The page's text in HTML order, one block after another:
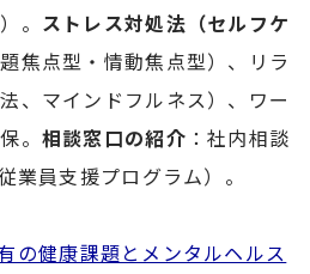
。 ストレス対処法（セルフケ
焦点型・情動焦点型）、リラ
、マインドフルネス）、ワー
。 相談窓口の紹介 ：社内相談
業員支援プログラム）。
の健康課題とメンタルヘルス